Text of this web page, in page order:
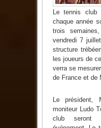
Le tennis club
chaque année
trois
vendredi 7
structure
les joueurs de
verra se
de France et de
Le président,
moniteur Ludo
club seront